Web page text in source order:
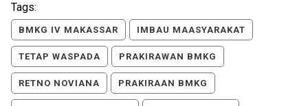
Tags:
BMKG IV MAKASSAR IMBAU MAASYARAKAT
TETAP WASPADA PRAKIRAWAN BMKG
RETNO NOVIANA PRAKIRAAN BMKG